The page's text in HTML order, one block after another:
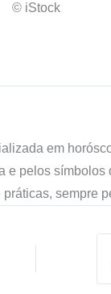
© iStock
em
e pelos
sempre